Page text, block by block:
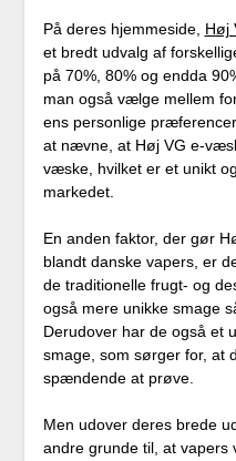
På deres hjemmeside, Høj
et bredt udvalg af
på 70%, 80% og endda
man også vælge mellem
ens personlige
at nævne, at Høj VG e-
væske, hvilket er et unikt
markedet.
En anden faktor, der gør
blandt danske vapers, er
de traditionelle frugt- og
også mere unikke smage
Derudover har de også et
smage, som sørger for, at
spændende at prøve.
Men udover deres brede
andre grunde til, at